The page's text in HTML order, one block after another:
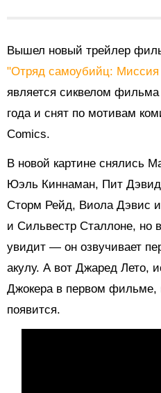
Вышел новый трейлер
"Отряд самоубийц: Миссия
является сиквелом
года и снят по мотивам
Comics.
В новой картине снялись
Юэль Киннаман, Пит
Сторм Рейд, Виола Дэвис и
и Сильвестр Сталлоне, но
увидит — он озвучивает
акулу. А вот Джаред Лето,
Джокера в первом фильме,
появится.